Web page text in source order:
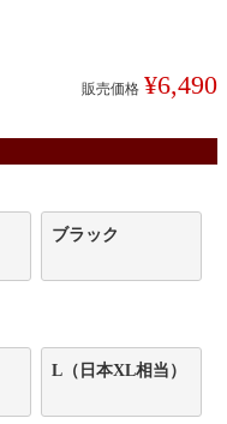
販売価格 ¥6,490
ブラック
L（日本XL相当）